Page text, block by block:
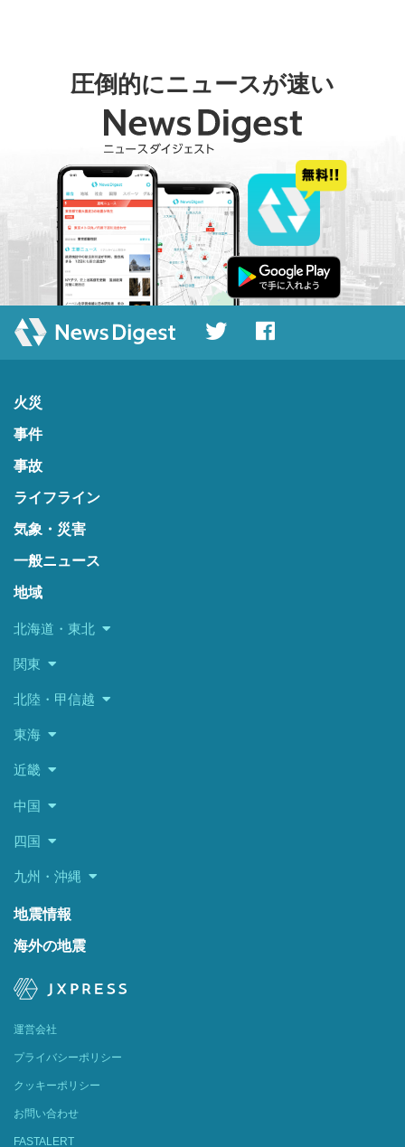
圧倒的にニュースが速い
火災
事件
事故
ライフライン
気象・災害
一般ニュース
地域
北海道・東北
関東
北陸・甲信越
東海
近畿
中国
四国
九州・沖縄
地震情報
海外の地震
運営会社
プライバシーポリシー
クッキーポリシー
お問い合わせ
FASTALERT